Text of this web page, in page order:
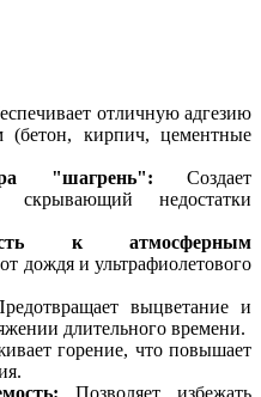
отличную адгезию
(бетон, кирпич, цементные
"шагрень": Создает
скрывающий недостатки
к атмосферным
дождя и ультрафиолетового
выцветание и
длительного времени.
горение, что повышает
Позволяет избежать